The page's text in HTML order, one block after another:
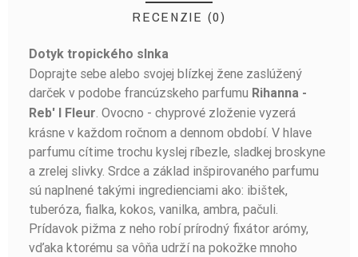
RECENZIE (0)
Dotyk tropického slnka
Doprajte sebe alebo svojej blízkej žene zaslúžený
darček v podobe francúzskeho parfumu Rihanna -
Reb' I Fleur. Ovocno - chyprové zloženie vyzerá
krásne v každom ročnom a dennom období. V hlave
parfumu cítime trochu kyslej ríbezle, sladkej broskyne
a zrelej slivky. Srdce a základ inšpirovaného parfumu
sú naplnené takými ingredienciami ako: ibištek,
tuberóza, fialka, kokos, vanilka, ambra, pačuli.
Prídavok pižma z neho robí prírodný fixátor arómy,
vďaka ktorému sa vôňa udrží na pokožke mnoho
BUĎTE PRVÝ, KTO NAPÍŠE RECENZIU!